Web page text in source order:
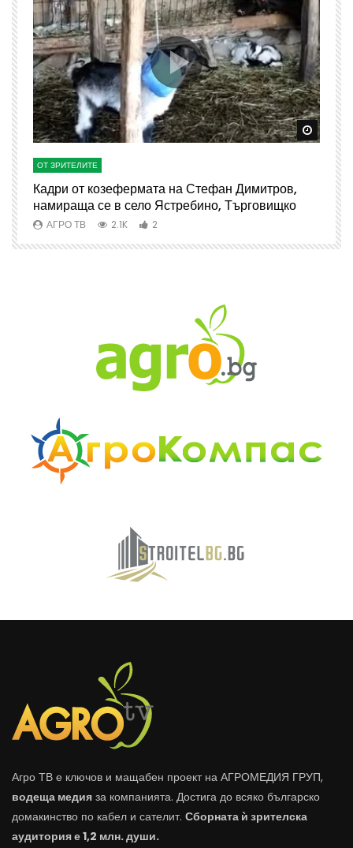
Watch Later Watch
ОТ ЗРИТЕЛИТЕ
Кадри от козефермата на Стефан Димитров,
намираща се в село Ястребино, Търговищко
АГРО ТВ 2.1K 2
Агро ТВ е ключов и мащабен проект на АГРОМЕДИЯ ГРУП,
водеща медия за компанията. Достига до всяко българско
домакинство по кабел и сателит. Сборната ѝ зрителска
аудитория е 1,2 млн. души.